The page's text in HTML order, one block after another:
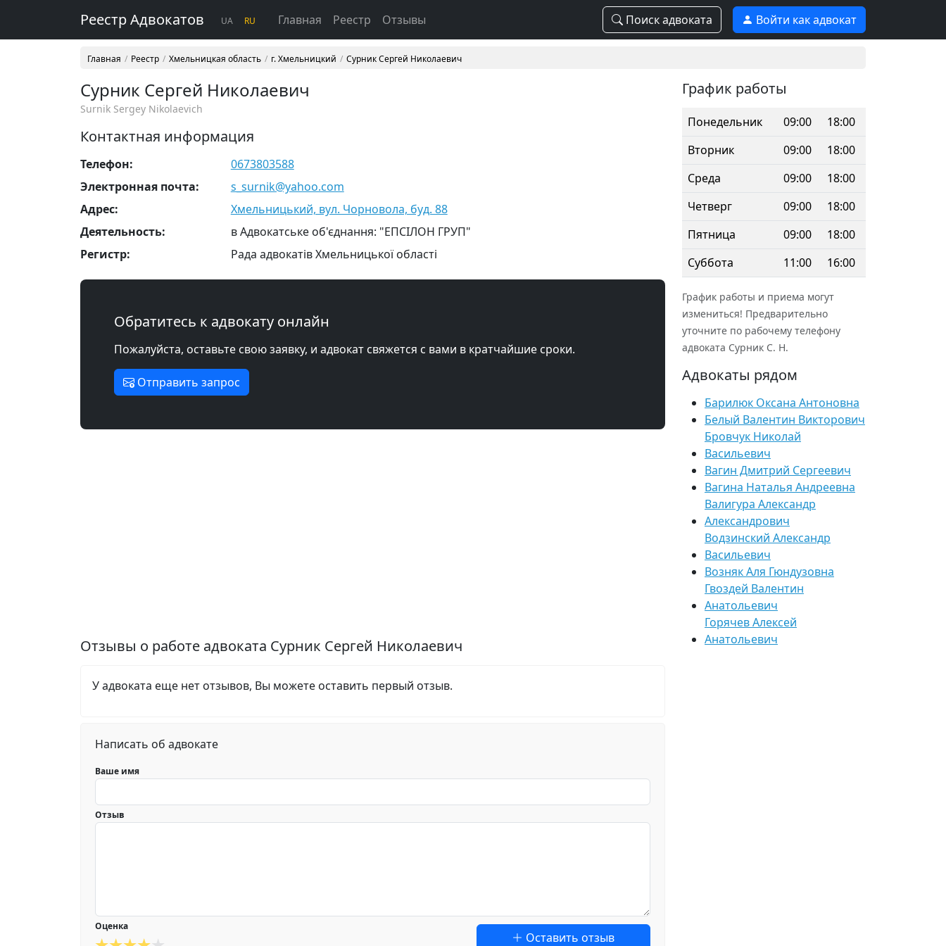
Реестр Адвокатов UA RU Главная Реестр Отзывы Поиск адвоката Войти как адвокат
Главная Реестр Хмельницкая область г. Хмельницкий Сурник Сергей Николаевич
Сурник Сергей Николаевич
Surnik Sergey Nikolaevich
Контактная информация
Телефон:
0673803588
Электронная почта:
s_surnik@yahoo.com
Адрес:
Хмельницький, вул. Чорновола, буд. 88
Деятельность:
в Адвокатське об'єднання: "ЕПСІЛОН ГРУП"
Регистр:
Рада адвокатів Хмельницької області
Обратитесь к адвокату онлайн
Пожалуйста, оставьте свою заявку, и адвокат свяжется с вами в кратчайшие сроки.
Отправить запрос
Отзывы о работе адвоката Сурник Сергей Николаевич
У адвоката еще нет отзывов, Вы можете оставить первый отзыв.
Написать об адвокате
Ваше имя
Отзыв
Оценка
Оставить отзыв
График работы
Понедельник 09:00
18:00
Вторник
09:00
18:00
Среда
09:00
18:00
Четверг
09:00
18:00
Пятница
09:00
18:00
Суббота
11:00 16:00
График работы и приема могут
измениться! Предварительно
уточните по рабочему телефону
адвоката Сурник С. Н.
Адвокаты рядом
Барилюк Оксана Антоновна
Белый Валентин Викторович
Бровчук Николай
Васильевич
Вагин Дмитрий Сергеевич
Вагина Наталья Андреевна
Валигура Александр
Александрович
Водзинский Александр
Васильевич
Возняк Аля Гюндузовна
Гвоздей Валентин
Анатольевич
Горячев Алексей
Анатольевич